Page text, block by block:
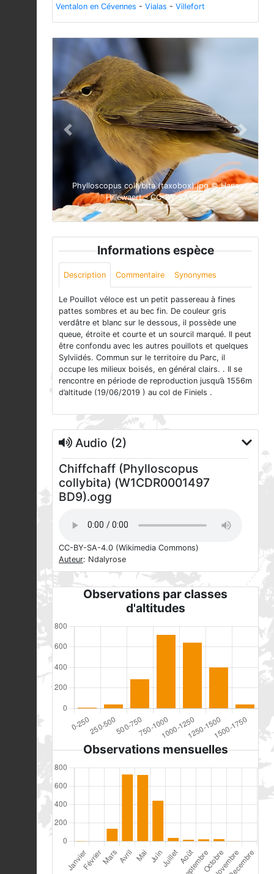
Ventalon en Cévennes - Vialas - Villefort
Phylloscopus collybita (taxobox).jpg © Hans
Hillewaert - CC-BY-SA-4.0
Previous Next
Informations espèce
Description Commentaire Synonymes
Le Pouillot véloce est un petit passereau à fines
pattes sombres et au bec fin. De couleur gris
verdâtre et blanc sur le dessous, il possède une
queue, étroite et courte et un sourcil marqué. Il peut
être confondu avec les autres pouillots et quelques
Sylviidés. Commun sur le territoire du Parc, il
occupe les milieux boisés, en général clairs. . Il se
rencontre en période de reproduction jusqu’à 1556m
d’altitude (19/06/2019 ) au col de Finiels .
Audio (2)
Chiffchaff (Phylloscopus
collybita) (W1CDR0001497
BD9).ogg
CC-BY-SA-4.0 (Wikimedia Commons)
Auteur: Ndalyrose
Observations par classes
d'altitudes
Observations mensuelles